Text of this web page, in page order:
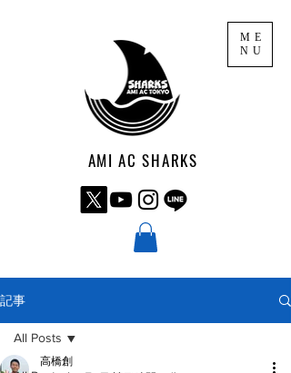
ME
NU
AMI AC SHARKS
記事
All Posts
高橋創